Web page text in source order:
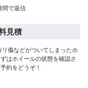
間で返信
見積
傷などがついてしまったホ
はホイールの状態を確認さ
約をどうぞ！